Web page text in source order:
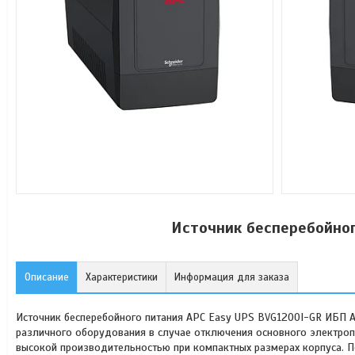
Источник
Описание Характеристики Информация для заказа
Источник бесперебойного питания APC Easy UPS BVG1200I-GR
различного оборудования в случае отключения основного
высокой производительностью при компактных размерах